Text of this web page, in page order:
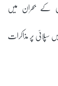
کے بحران میں
پر مذاکرات